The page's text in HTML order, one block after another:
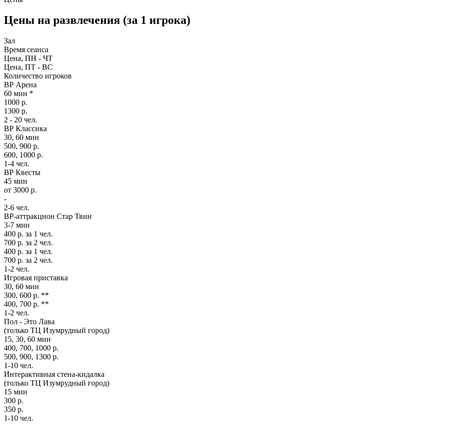
Цены на развлечения (за 1 игрока)
Зал
Время сеанса
Цена, ПН - ЧТ
Цена, ПТ - ВС
Количество игроков
ВР Арена
60 мин *
1000 р.
1300 р.
2 - 20 чел.
ВР Классика
30, 60 мин
500, 900 р.
600, 1000 р.
1-4 чел.
ВР Квесты
45 мин
от 3000 р.
-
2-6 чел.
ВР-аттракцион Стар Твин
3-7 мин
400 р. за 1 чел.
700 р. за 2 чел.
400 р. за 1 чел.
700 р. за 2 чел.
1-2 чел.
Игровая приставка
30, 60 мин
300, 600 р. **
400, 700 р. **
1-2 чел.
Пол - Это Лава
(только ТЦ Изумрудный город)
15, 30, 60 мин
400, 700, 1000 р.
500, 900, 1300 р.
1-10 чел.
Интерактивная стена-кидалка
(только ТЦ Изумрудный город)
15 мин
300 р.
350 р.
1-10 чел.